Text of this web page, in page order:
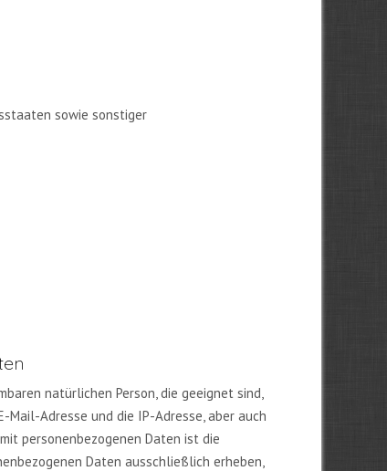
sowie sonstiger
natürlichen Person, die geeignet sind,
Mail-Adresse und die IP-Adresse, aber auch
personenbezogenen Daten ist die
Daten ausschließlich erheben,